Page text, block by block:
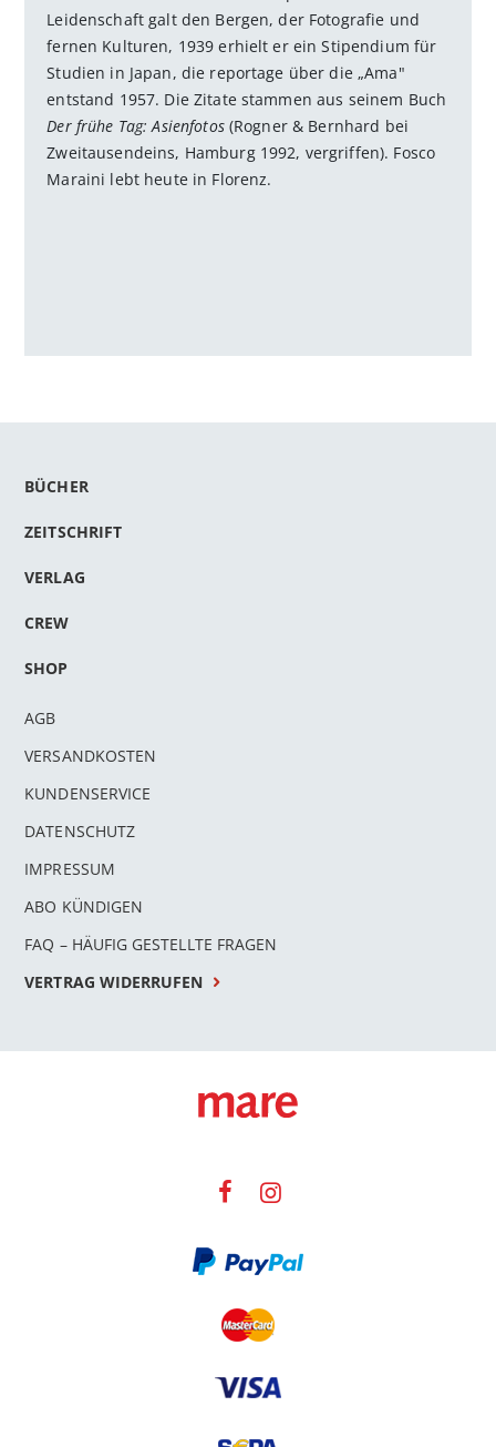
Leidenschaft galt den Bergen, der Fotografie und
fernen Kulturen, 1939 erhielt er ein Stipendium für
Studien in Japan, die reportage über die „Ama"
entstand 1957. Die Zitate stammen aus seinem Buch
Der frühe Tag: Asienfotos(Rogner & Bernhard bei
Zweitausendeins, Hamburg 1992, vergriffen). Fosco
Maraini lebt heute in Florenz.
BÜCHER
ZEITSCHRIFT
VERLAG
CREW
SHOP
AGB
VERSANDKOSTEN
KUNDENSERVICE
DATENSCHUTZ
IMPRESSUM
ABO KÜNDIGEN
FAQ – HÄUFIG GESTELLTE FRAGEN
VERTRAG WIDERRUFEN